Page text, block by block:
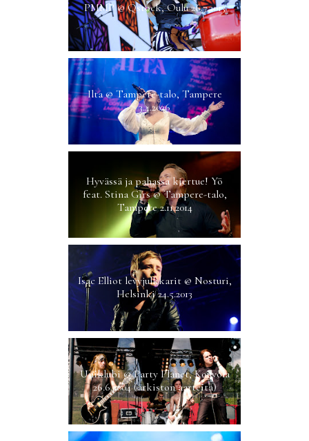
PMMP @ Qstock, Oulu 26.7.2013
Ilta @ Tampere-talo, Tampere
3.4.2026
Hyvässä ja pahassa kiertue! Yö
feat. Stina Girs @ Tampere-talo,
Tampere 2.11.2014
Isac Elliot levyjulkkarit @ Nosturi,
Helsinki 24.5.2013
Uniklubi @ Party Planet, Kouvola
26.6.2004 (arkiston aarteita)